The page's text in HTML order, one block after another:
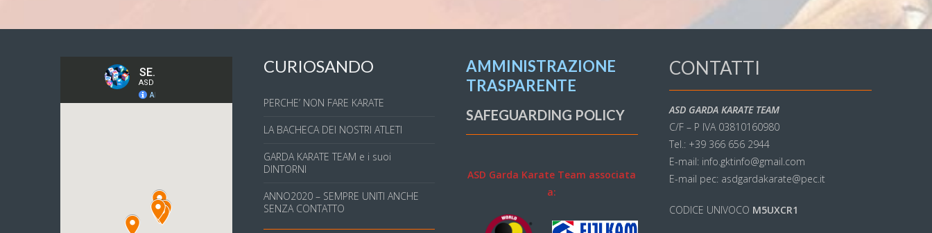
CURIOSANDO
PERCHE’ NON FARE KARATE
LA BACHECA DEI NOSTRI ATLETI
GARDA KARATE TEAM e i suoi
DINTORNI
ANNO2020 – SEMPRE UNITI ANCHE
SENZA CONTATTO
AMMINISTRAZIONE
TRASPARENTE
SAFEGUARDING POLICY
ASD Garda Karate Team associata
a:
CONTATTI
ASD GARDA KARATE TEAM
C/F – P IVA 03810160980
Tel.: +39 366 656 2944
E-mail: info.gktinfo@gmail.com
E-mail pec: asdgardakarate@pec.it
CODICE UNIVOCO M5UXCR1